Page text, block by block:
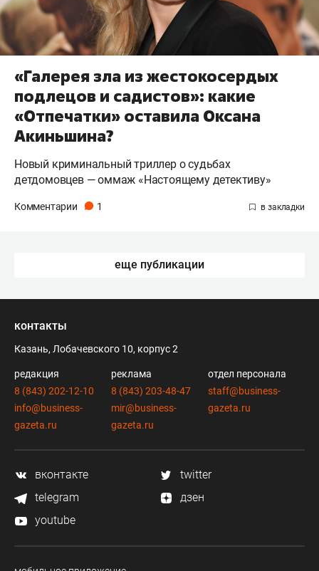
«Галерея зла из жестокосердых
подлецов и садистов»: какие
«Отпечатки» оставила Оксана
Акиньшина?
Новый криминальный триллер о судьбах
детдомовцев — оммаж «Настоящему детективу»
Комментарии 1
еще публикации
контакты
Казань, Лобачевского 10, корпус 2
редакция
8 (843) 202-12-10
info@business-
gazeta.ru
реклама
8 (843) 203-48-47
mir@business-
gazeta.ru
отдел персонала
staff@business-
gazeta.ru
вконтакте
twitter
telegram
дзен
youtube